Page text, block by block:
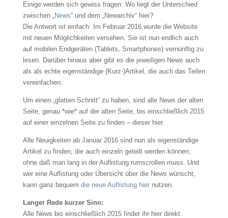
Einige werden sich gewiss fragen: Wo liegt der Unterschied
zwischen „News“ und dem „Newarchiv“ hier?
Die Antwort ist einfach: Im Februar 2016 wurde die Website
mit neuen Möglichkeiten versehen. Sie ist nun endlich auch
auf mobilen Endgeräten (Tablets, Smartphones) vernünftig zu
lesen. Darüber hinaus aber gibt es die jeweiligen News auch
als als echte eigenständige (Kurz-)Artikel, die auch das Teilen
vereinfachen.
Um einen „glatten Schnitt“ zu haben, sind alle News der alten
Seite, genau *wie* auf der alten Seite, bis einschließlich 2015
auf einer einzelnen Seite zu finden – dieser hier.
Alle Neuigkeiten ab Januar 2016 sind nun als eigenständige
Artikel zu finden, die auch einzeln geteilt werden können,
ohne daß man lang in der Auflistung rumscrollen muss. Und
wer eine Auflistung oder Übersicht über die News wünscht,
kann ganz bequem die neue Auflistung hiernutzen.
Langer Rede kurzer Sinn:
Alle News bis einschließlich 2015 findet ihr hier direkt.